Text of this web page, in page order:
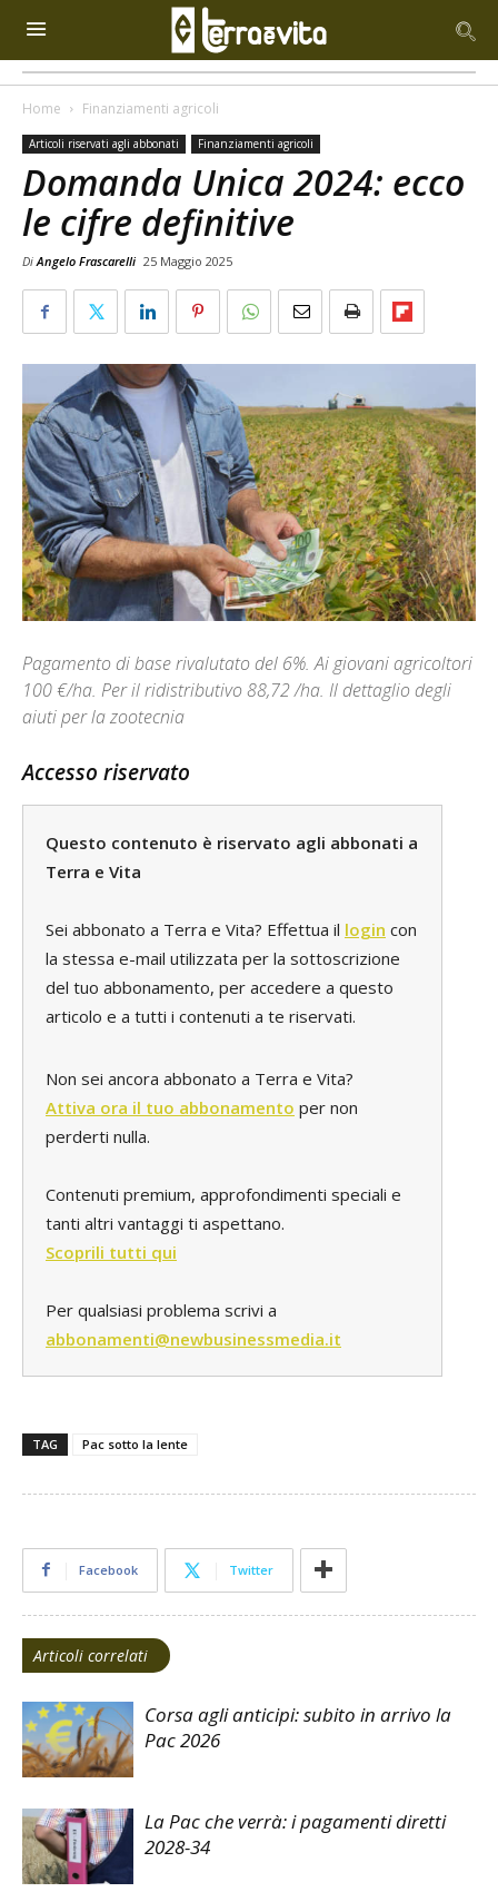
Home Finanziamenti agricoli
Articoli riservati agli abbonati Finanziamenti agricoli
Domanda Unica 2024: ecco
le cifre definitive
DiAngelo Frascarelli 25 Maggio 2025
Pagamento di base rivalutato del 6%. Ai giovani agricoltori
100 €/ha. Per il ridistributivo 88,72 /ha. Il dettaglio degli
aiuti per la zootecnia
Accesso riservato
Questo contenuto è riservato agli abbonati a
Terra e Vita
Sei abbonato a Terra e Vita? Effettua il login con
la stessa e-mail utilizzata per la sottoscrizione
del tuo abbonamento, per accedere a questo
articolo e a tutti i contenuti a te riservati.
Non sei ancora abbonato a Terra e Vita?
Attiva ora il tuo abbonamento per non
perderti nulla.
Contenuti premium, approfondimenti speciali e
tanti altri vantaggi ti aspettano.
Scoprili tutti qui
Per qualsiasi problema scrivi a
abbonamenti@newbusinessmedia.it
TAG Pac sotto la lente
Facebook Twitter
Articoli correlati
Corsa agli anticipi: subito in arrivo la
Pac 2026
La Pac che verrà: i pagamenti diretti
2028-34